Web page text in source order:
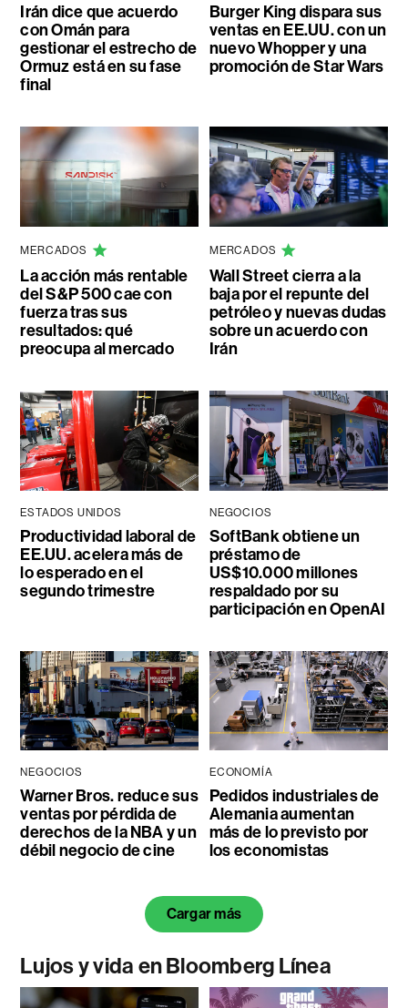
Irán dice que acuerdo
con Omán para
gestionar el estrecho de
Ormuz está en su fase
final
Burger King dispara sus
ventas en EE.UU. con un
nuevo Whopper y una
promoción de Star Wars
MERCADOS
La acción más rentable
del S&P 500 cae con
fuerza tras sus
resultados: qué
preocupa al mercado
MERCADOS
Wall Street cierra a la
baja por el repunte del
petróleo y nuevas dudas
sobre un acuerdo con
Irán
ESTADOS UNIDOS
Productividad laboral de
EE.UU. acelera más de
lo esperado en el
segundo trimestre
NEGOCIOS
SoftBank obtiene un
préstamo de
US$10.000 millones
respaldado por su
participación en OpenAI
NEGOCIOS
Warner Bros. reduce sus
ventas por pérdida de
derechos de la NBA y un
débil negocio de cine
ECONOMÍA
Pedidos industriales de
Alemania aumentan
más de lo previsto por
los economistas
Cargar más
Lujos y vida en Bloomberg Línea